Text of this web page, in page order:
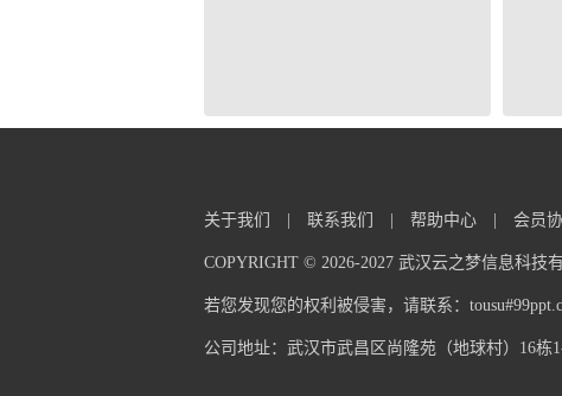
关于我们 联系我们 帮助中心 会员
COPYRIGHT © 2026-2027 武汉云之梦信息科技
若您发现您的权利被侵害，请联系：
公司地址：武汉市武昌区尚隆苑（地球村）16栋